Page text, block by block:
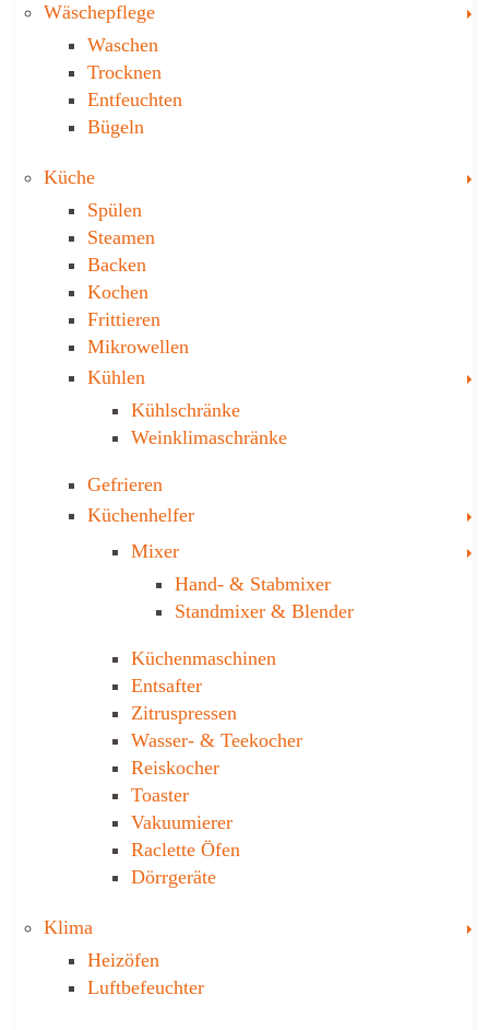
Wäschepflege
Waschen
Trocknen
Ent­feuch­ten
Bügeln
Küche
Spülen
Steamen
Backen
Kochen
Frittieren
Mikrowellen
Kühlen
Kühl­schränke
Weinklima­schränke
Gefrieren
Küchenhelfer
Mixer
Hand- & ­Stabmixer
Stand­mixer & Blender
Küchen­maschinen
Entsafter
Zitruspressen
Wasser-­ & Teekocher
Reiskocher
Toaster
Vakuumierer
Raclette Öfen
Dörrgeräte
Klima
Heizöfen
Luftbefeuchter